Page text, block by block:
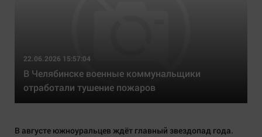
22.06.2026 15:57:04
В Челябинске военные коммунальщики
отработали тушение пожаров
В августе южноуральцев ждёт главный звездопад года.